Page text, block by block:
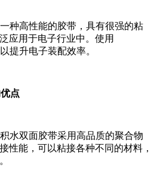
种高性能的胶带，具有很强的粘
应用于电子行业中。使用
提升电子装配效率。
点
水双面胶带采用高品质的聚合物
性能，可以粘接各种不同的材料，